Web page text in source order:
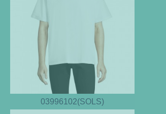
03996102(SOLS)